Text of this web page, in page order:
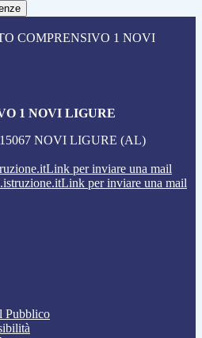
COMPRENSIVO 1 NOVI
1 NOVI LIGURE
NOVI LIGURE (AL)
Link per inviare una mail
Link per inviare una mail
Pubblico